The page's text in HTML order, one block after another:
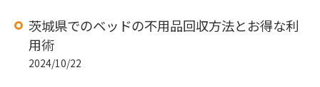
茨城県でのベッドの不用品回収方法とお得な利
用術
2024/10/22